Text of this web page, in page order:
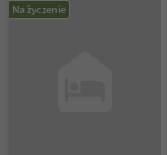
Na życzenie